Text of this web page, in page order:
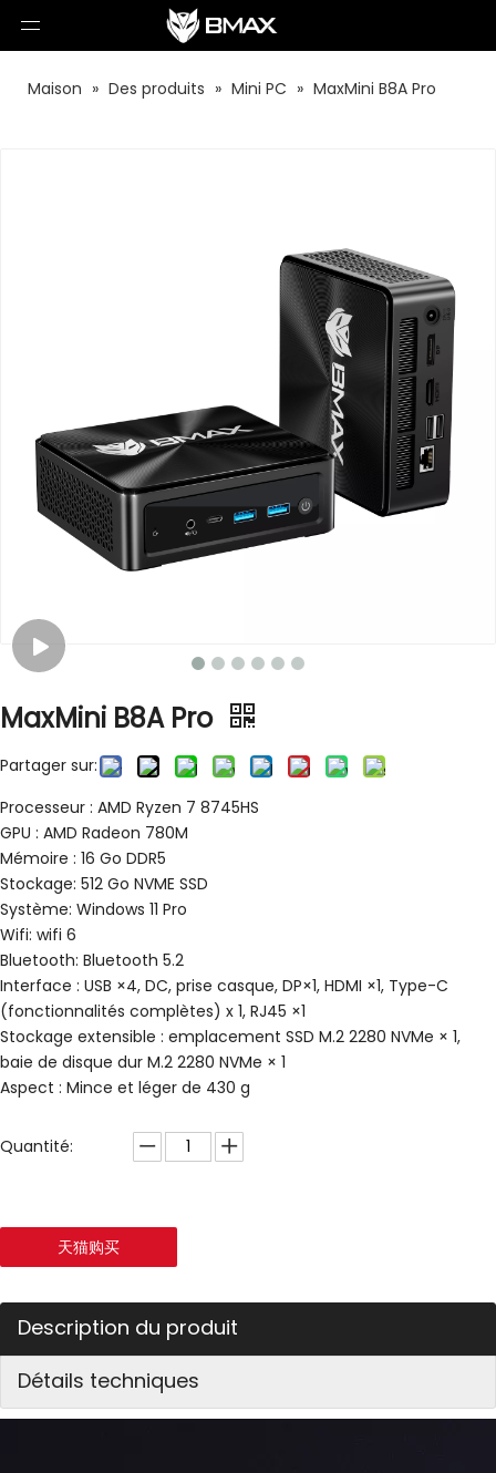
Maison » Des produits » Mini PC » MaxMini B8A Pro
MaxMini B8A Pro
Partager sur:
Processeur : AMD Ryzen 7 8745HS
GPU : AMD Radeon 780M
Mémoire : 16 Go DDR5
Stockage: 512 Go NVME SSD
Système: Windows 11 Pro
Wifi: wifi 6
Bluetooth: Bluetooth 5.2
Interface : USB ×4, DC, prise casque, DP×1, HDMI ×1, Type-C
(fonctionnalités complètes) x 1, RJ45 ×1
Stockage extensible : emplacement SSD M.2 2280 NVMe × 1,
baie de disque dur M.2 2280 NVMe × 1
Aspect : Mince et léger de 430 g
Quantité:
天猫购买
Description du produit
Détails techniques